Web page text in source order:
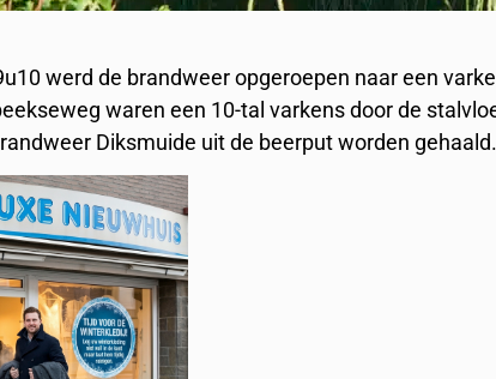
werd de brandweer opgeroepen naar een
waren een 10-tal varkens door de
Diksmuide uit de beerput worden gehaald.